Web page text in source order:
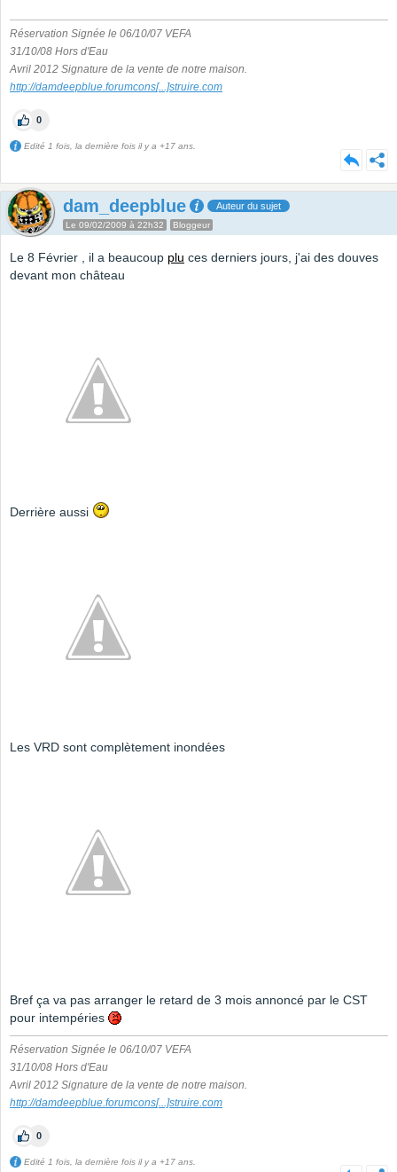
Réservation Signée le 06/10/07 VEFA
31/10/08 Hors d'Eau
Avril 2012 Signature de la vente de notre maison.
http://damdeepblue.forumcons[...]struire.com
0
Edité 1 fois, la dernière fois il y a +17 ans.
dam_deepblue Auteur du sujet
Le 09/02/2009 à 22h32 Bloggeur
Le 8 Février , il a beaucoup plu ces derniers jours, j'ai des douves
devant mon château
Derrière aussi
Les VRD sont complètement inondées
Bref ça va pas arranger le retard de 3 mois annoncé par le CST
pour intempéries
Réservation Signée le 06/10/07 VEFA
31/10/08 Hors d'Eau
Avril 2012 Signature de la vente de notre maison.
http://damdeepblue.forumcons[...]struire.com
0
Edité 1 fois, la dernière fois il y a +17 ans.